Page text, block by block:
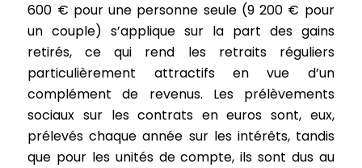
600 € pour une personne seule (9 200 € pour
un couple) s’applique sur la part des gains
retirés, ce qui rend les retraits réguliers
particulièrement attractifs en vue d’un
complément de revenus. Les prélèvements
sociaux sur les contrats en euros sont, eux,
prélevés chaque année sur les intérêts, tandis
que pour les unités de compte, ils sont dus au